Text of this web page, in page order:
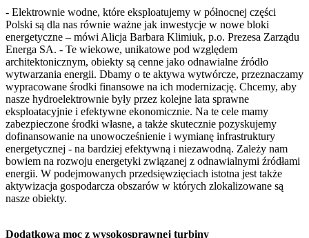
- Elektrownie wodne, które eksploatujemy w północnej części
Polski są dla nas równie ważne jak inwestycje w nowe bloki
energetyczne – mówi Alicja Barbara Klimiuk, p.o. Prezesa Zarządu
Energa SA. - Te wiekowe, unikatowe pod względem
architektonicznym, obiekty są cenne jako odnawialne źródło
wytwarzania energii. Dbamy o te aktywa wytwórcze, przeznaczamy
wypracowane środki finansowe na ich modernizację. Chcemy, aby
nasze hydroelektrownie były przez kolejne lata sprawne
eksploatacyjnie i efektywne ekonomicznie. Na te cele mamy
zabezpieczone środki własne, a także skutecznie pozyskujemy
dofinansowanie na unowocześnienie i wymianę infrastruktury
energetycznej - na bardziej efektywną i niezawodną. Zależy nam
bowiem na rozwoju energetyki związanej z odnawialnymi źródłami
energii. W podejmowanych przedsięwzięciach istotna jest także
aktywizacja gospodarcza obszarów w których zlokalizowane są
nasze obiekty.
Dodatkowa moc z wysokosprawnej turbiny